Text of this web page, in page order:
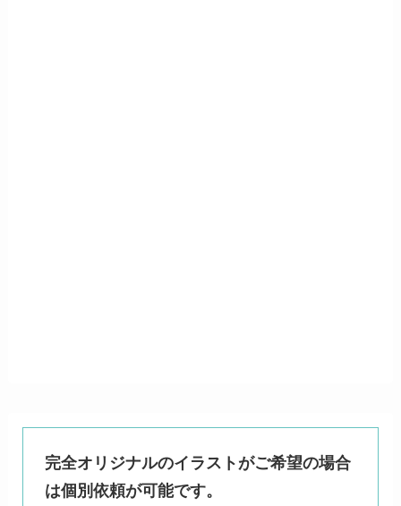
完全オリジナルのイラストがご希望の場合
は個別依頼が可能です。